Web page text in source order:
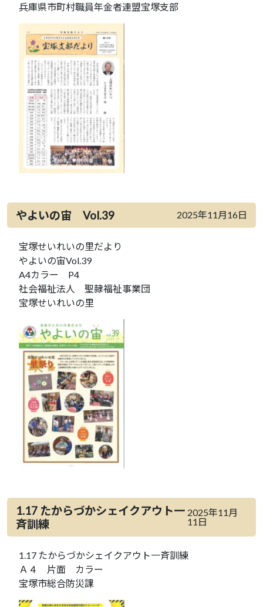
兵庫県市町村職員年金者連盟宝塚支部
やよいの宙 Vol.39 2025年11月16日
宝塚せいれいの里だより
やよいの宙Vol.39
A4カラー P4
社会福祉法人 聖隷福祉事業団
宝塚せいれいの里
1.17 たからづかシェイクアウト一
斉訓練
2025年11月
11日
1.17 たからづかシェイクアウト一斉訓練
Ａ４ 片面 カラー
宝塚市総合防災課